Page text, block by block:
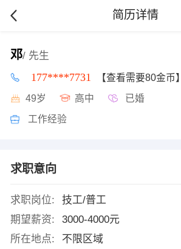
简历详情
邓/ 先生
177****7731 【查看需要80金币】
49岁 高中 已婚
工作经验
求职意向
求职岗位:
技工/普工
期望薪资:
3000-4000元
所在地点:
不限区域